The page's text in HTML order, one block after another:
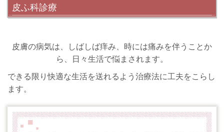
皮ふ科診療
皮膚の病気は、しばしば痒み、時には痛みを伴うことか
ら、日々生活で悩まされます。
できる限り快適な生活を送れるよう治療法に工夫をこらし
ます。